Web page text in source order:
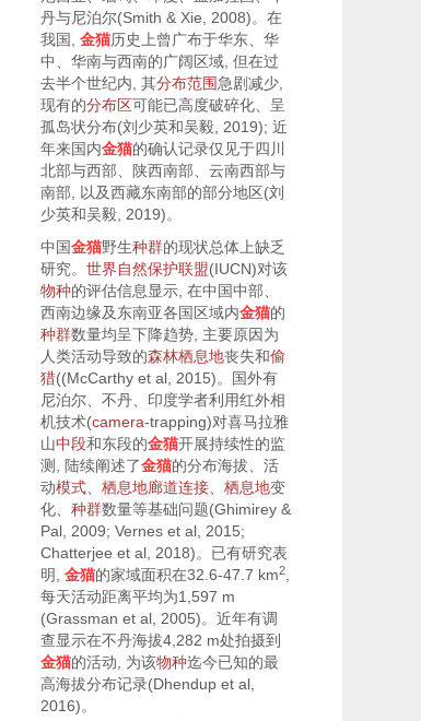
丹与尼泊尔(Smith & Xie, 2008)。在
我国, 金猫历史上曾广布于华东、华
中、华南与西南的广阔区域, 但在过
去半个世纪内, 其分布范围急剧减少,
现有的分布区可能已高度破碎化、呈
孤岛状分布(刘少英和吴毅, 2019); 近
年来国内金猫的确认记录仅见于四川
北部与西部、陕西南部、云南西部与
南部, 以及西藏东南部的部分地区(刘
少英和吴毅, 2019)。
中国金猫野生种群的现状总体上缺乏
研究。 世界自然保护联盟(IUCN)对该
物种的评估信息显示, 在中国中部、
西南边缘及东南亚各国区域内金猫的
种群数量均呈下降趋势, 主要原因为
人类活动导致的森林栖息地丧失和偷
猎((McCarthy et al, 2015)。国外有
尼泊尔、不丹、印度学者利用红外相
机技术(camera-trapping)对喜马拉雅
山中段和东段的金猫开展持续性的监
测, 陆续阐述了金猫的分布海拔、活
动模式、 栖息地廊道连接、 栖息地变
化、 种群数量等基础问题(Ghimirey &
Pal, 2009; Vernes et al, 2015;
Chatterjee et al, 2018)。已有研究表
明, 金猫的家域面积在32.6-47.7 km2,
每天活动距离平均为1,597 m
(Grassman et al, 2005)。近年有调
查显示在不丹海拔4,282 m处拍摄到
金猫的活动, 为该物种迄今已知的最
高海拔分布记录(Dhendup et al,
2016)。